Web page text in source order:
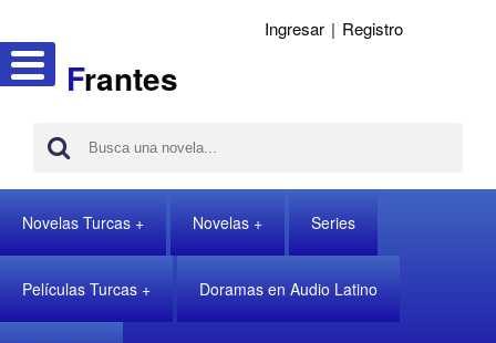
Frantes
Ingresar | Registro
Novelas Turcas Novelas Series
Películas Turcas Doramas en Audio Latino